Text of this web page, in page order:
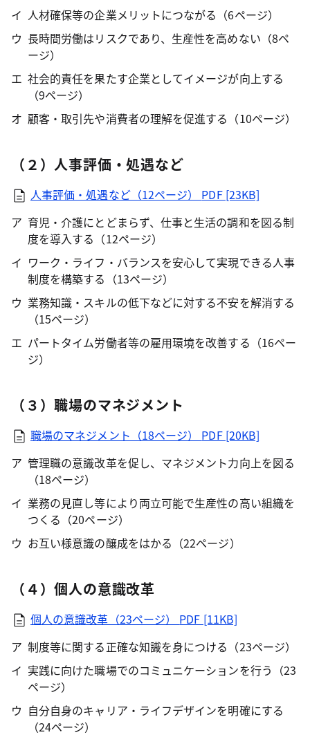
人材確保等の企業メリットにつながる（6ページ）
長時間労働はリスクであり、生産性を高めない（8ペ
ージ）
社会的責任を果たす企業としてイメージが向上する
（9ページ）
顧客・取引先や消費者の理解を促進する（10ページ）
（２）人事評価・処遇など
人事評価・処遇など（12ページ） PDF [23KB]
育児・介護にとどまらず、仕事と生活の調和を図る制
度を導入する（12ページ）
ワーク・ライフ・バランスを安心して実現できる人事
制度を構築する（13ページ）
業務知識・スキルの低下などに対する不安を解消する
（15ページ）
パートタイム労働者等の雇用環境を改善する（16ペー
ジ）
（３）職場のマネジメント
職場のマネジメント（18ページ） PDF [20KB]
管理職の意識改革を促し、マネジメント力向上を図る
（18ページ）
業務の見直し等により両立可能で生産性の高い組織を
つくる（20ページ）
お互い様意識の醸成をはかる（22ページ）
（４）個人の意識改革
個人の意識改革（23ページ） PDF [11KB]
制度等に関する正確な知識を身につける（23ページ）
実践に向けた職場でのコミュニケーションを行う（23
ページ）
自分自身のキャリア・ライフデザインを明確にする
（24ページ）